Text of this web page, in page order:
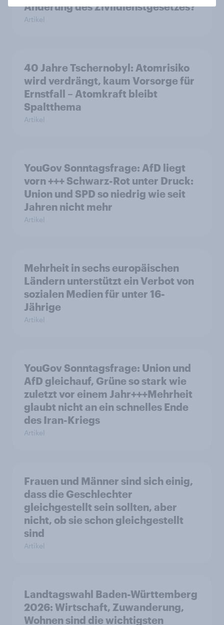
Änderung des Zivildienstgesetzes?
Artikel
40 Jahre Tschernobyl: Atomrisiko
wird verdrängt, kaum Vorsorge für
Ernstfall – Atomkraft bleibt
Spaltthema
Artikel
YouGov Sonntagsfrage: AfD liegt
vorn +++ Schwarz-Rot unter Druck:
Union und SPD so niedrig wie seit
Jahren nicht mehr
Artikel
Mehrheit in sechs europäischen
Ländern unterstützt ein Verbot von
sozialen Medien für unter 16-
Jährige
Artikel
YouGov Sonntagsfrage: Union und
AfD gleichauf, Grüne so stark wie
zuletzt vor einem Jahr+++Mehrheit
glaubt nicht an ein schnelles Ende
des Iran-Kriegs
Artikel
Frauen und Männer sind sich einig,
dass die Geschlechter
gleichgestellt sein sollten, aber
nicht, ob sie schon gleichgestellt
sind
Artikel
Landtagswahl Baden-Württemberg
2026: Wirtschaft, Zuwanderung,
Wohnen sind die wichtigsten